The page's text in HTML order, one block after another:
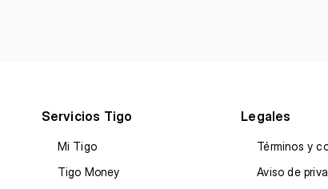
Servicios Tigo
Mi Tigo
Tigo Money
Legales
Términos y
Aviso de